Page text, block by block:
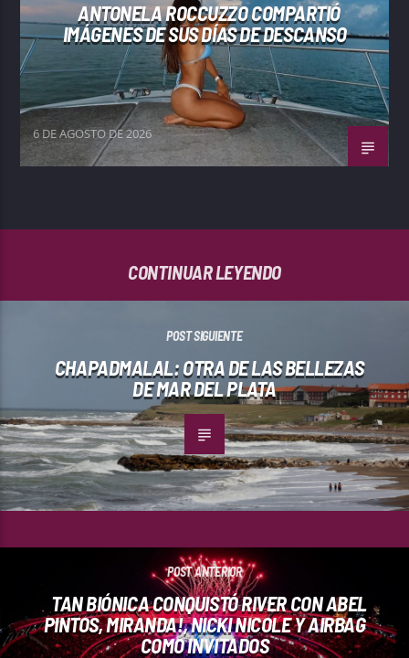
ANTONELA ROCCUZZO COMPARTIÓ
IMÁGENES DE SUS DÍAS DE DESCANSO
6 DE AGOSTO DE 2026
CONTINUAR LEYENDO
POST SIGUIENTE
CHAPADMALAL: OTRA DE LAS BELLEZAS
DE MAR DEL PLATA
POST ANTERIOR
TAN BIÓNICA CONQUISTÓ RIVER CON ABEL
PINTOS, MIRANDA!, NICKI NICOLE Y AIRBAG
COMO INVITADOS